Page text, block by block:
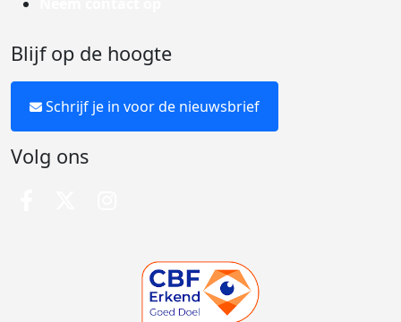
Blijf op de hoogte
Schrijf je in voor de nieuwsbrief
Volg ons